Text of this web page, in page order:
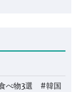
食べ物3選 #韓国